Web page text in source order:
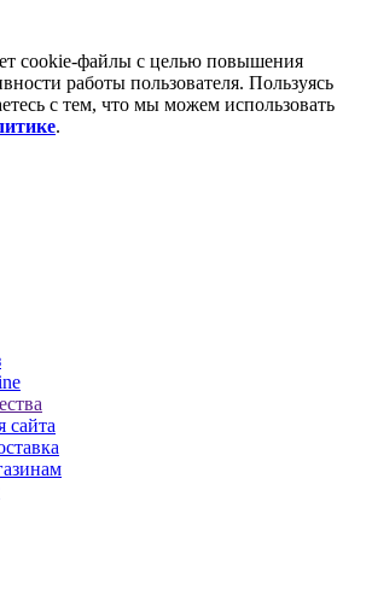
cookie-файлы с целью повышения
работы пользователя. Пользуясь
с тем, что мы можем использовать
.
сайта